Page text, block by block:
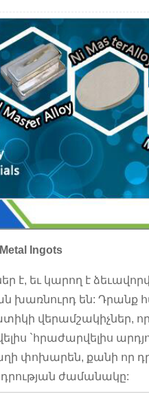
Ingots
է, եւ կարող է
խառնուրդ են: Դրանք
վերամշակիչներ,
`հրաժարվելիս
փոխարեն, քանի որ
ժամանակը: